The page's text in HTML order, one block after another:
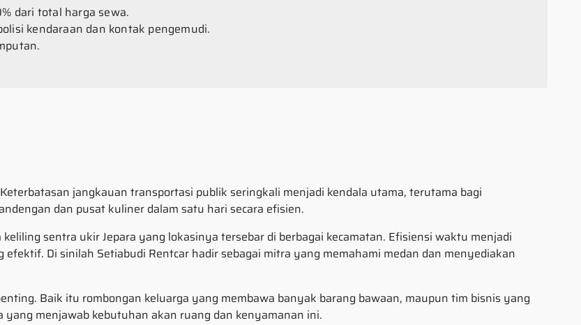
dari total harga sewa.
kendaraan dan kontak pengemudi.
jangkauan transportasi publik seringkali menjadi kendala utama, terutama bagi
dan pusat kuliner dalam satu hari secara efisien.
sentra ukir Jepara yang lokasinya tersebar di berbagai kecamatan. Efisiensi waktu menjadi
Di sinilah Setiabudi Rentcar hadir sebagai mitra yang memahami medan dan menyediakan
Baik itu rombongan keluarga yang membawa banyak barang bawaan, maupun tim bisnis yang
menjawab kebutuhan akan ruang dan kenyamanan ini.